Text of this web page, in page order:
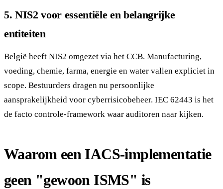
5. NIS2 voor essentiële en belangrijke
entiteiten
België heeft NIS2 omgezet via het CCB. Manufacturing,
voeding, chemie, farma, energie en water vallen expliciet in
scope. Bestuurders dragen nu persoonlijke
aansprakelijkheid voor cyberrisicobeheer. IEC 62443 is het
de facto controle-framework waar auditoren naar kijken.
Waarom een IACS-implementatie
geen "gewoon ISMS" is